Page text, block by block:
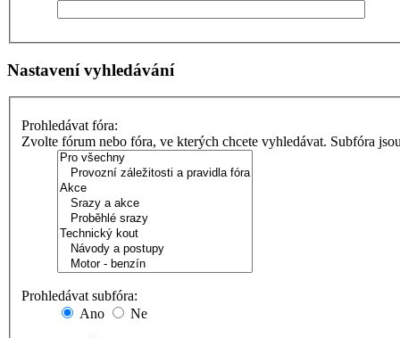
Nastavení vyhledávání
Prohledávat fóra:
Zvolte fórum nebo fóra, ve kterých chcete vyhledávat. Subfóra
Prohledávat subfóra:
Ano
Ne